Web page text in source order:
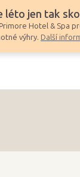
léto jen tak
Hotel & Spa
výhry. Další